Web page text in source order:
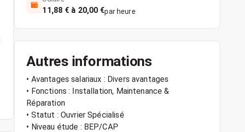
11,88 € à 20,00 €par heure
Autres informations
• Avantages salariaux : Divers avantages
• Fonctions : Installation, Maintenance &
Réparation
• Statut : Ouvrier Spécialisé
• Niveau étude : BEP/CAP